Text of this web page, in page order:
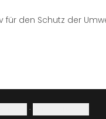
für den Schutz der
·